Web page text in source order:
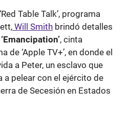
Table Talk’, programa
Will Smith brindó detalles
‘Emancipation’, cinta
de ‘Apple TV+’, en donde el
a Peter, un esclavo que
a pelear con el ejército de
de Secesión en Estados